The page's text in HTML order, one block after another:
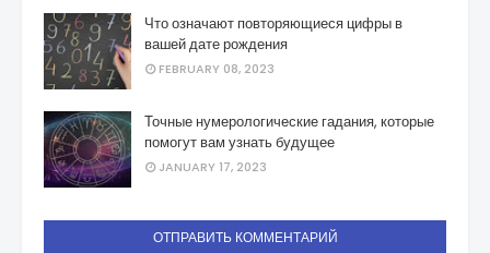
Что означают повторяющиеся цифры в
вашей дате рождения
FEBRUARY 08, 2023
Точные нумерологические гадания, которые
помогут вам узнать будущее
JANUARY 17, 2023
ОТПРАВИТЬ КОММЕНТАРИЙ